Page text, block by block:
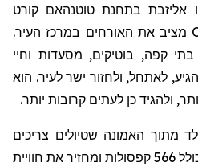
אליזבת בתחנת טוטנהאם קורט
מציב את האורחים במרכז העיר.
קפה, בוטיקים, מסעדות וחיי
לאתחל, ולחזור ישר לעיר. הוא
ולהגיד כן לעתים קרובות יותר.
מתוך האמונה שטיולים צריכים
להתנהל בקלות ללא מאמץ, כולל 566 קפסולות ומחזיר את חוויית